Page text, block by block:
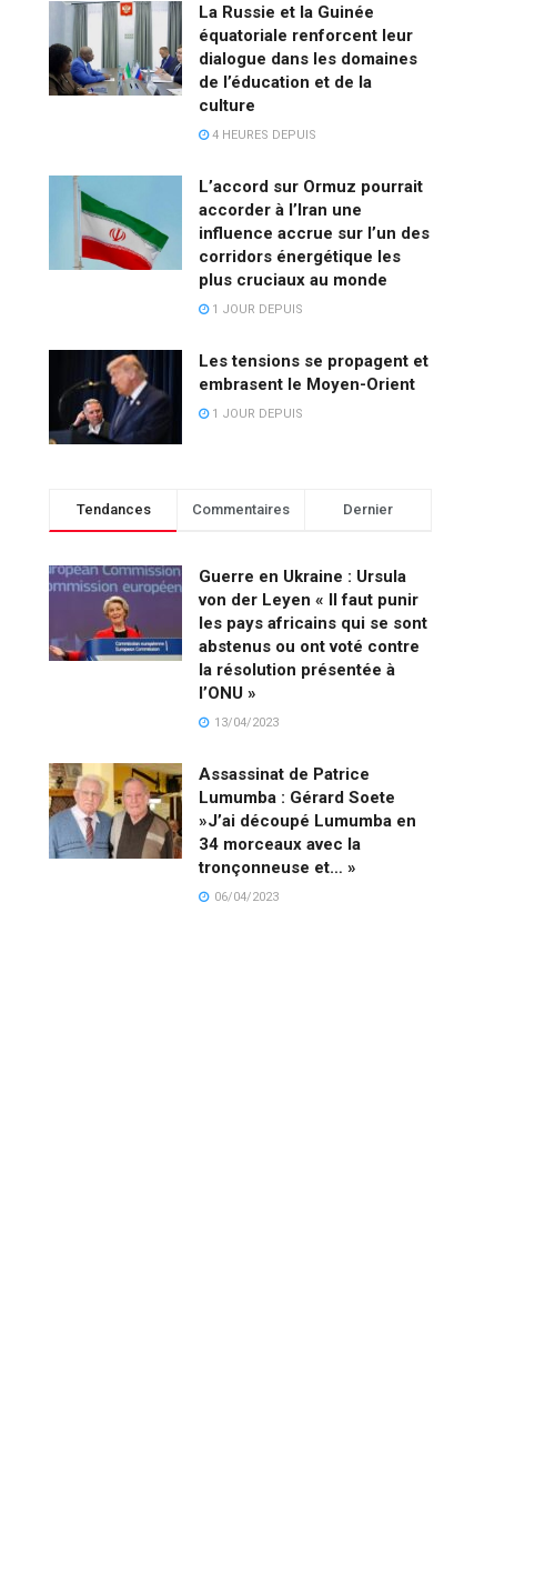
La Russie et la Guinée
équatoriale renforcent leur
dialogue dans les domaines
de l’éducation et de la
culture
4 HEURES DEPUIS
L’accord sur Ormuz pourrait
accorder à l’Iran une
influence accrue sur l’un des
corridors énergétique les
plus cruciaux au monde
1 JOUR DEPUIS
Les tensions se propagent et
embrasent le Moyen-Orient
1 JOUR DEPUIS
Tendances Commentaires Dernier
Guerre en Ukraine : Ursula
von der Leyen « Il faut punir
les pays africains qui se sont
abstenus ou ont voté contre
la résolution présentée à
l’ONU »
13/04/2023
Assassinat de Patrice
Lumumba : Gérard Soete
»J’ai découpé Lumumba en
34 morceaux avec la
tronçonneuse et… »
06/04/2023